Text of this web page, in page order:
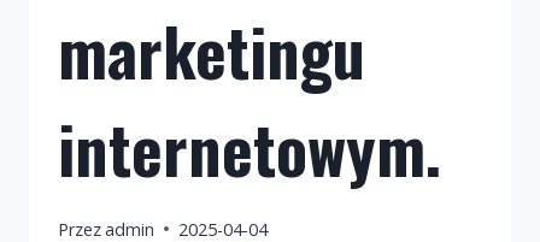
marketingu
internetowym.
Przezadmin 2025-04-04